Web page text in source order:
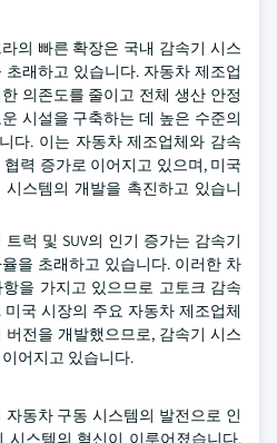
의 빠른 확장은 국내 감속기 시스
래하고 있습니다. 자동차 제조업
의존도를 줄이고 전체 생산 안정
시설을 구축하는 데 높은 수준의
다. 이는 자동차 제조업체와 감속
력 증가로 이어지고 있으며, 미국
스템의 개발을 촉진하고 있습니
럭 및 SUV의 인기 증가는 감속기
을 초래하고 있습니다. 이러한 차
을 가지고 있으므로 고토크 감속
국 시장의 주요 자동차 제조업체
전을 개발했으므로, 감속기 시스
어지고 있습니다.
동차 구동 시스템의 발전으로 인
시스템의 혁신이 이루어졌습니다.